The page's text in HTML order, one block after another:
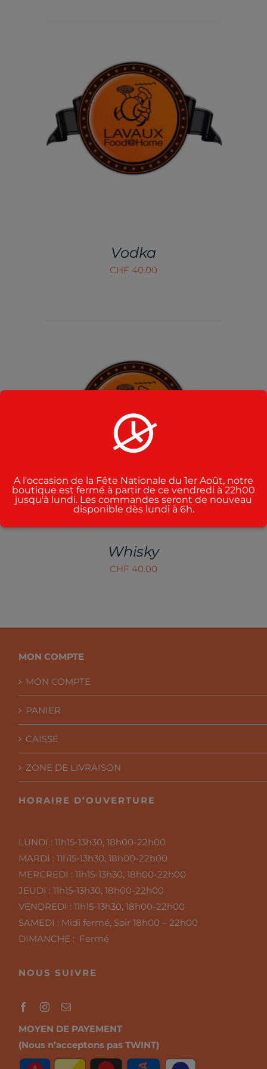
AJOUTER AU PANIER
/
DÉTAILS
Vodka
CHF 40.00
Whisky
CHF 40.00
MON COMPTE
MON COMPTE
PANIER
CAISSE
ZONE DE LIVRAISON
HORAIRE D’OUVERTURE
LUNDI :11h15-13h30, 18h00-22h00
MARDI :11h15-13h30, 18h00-22h00
MERCREDI :11h15-13h30, 18h00-22h00
JEUDI :11h15-13h30, 18h00-22h00
VENDREDI :11h15-13h30, 18h00-22h00
SAMEDI : Midi fermé, Soir 18h00 – 22h00
DIMANCHE : Fermé
NOUS SUIVRE
MOYEN DE PAYEMENT
(Nous n’acceptons pas TWINT)
A l'occasion de la Fête Nationale du 1er Août, notre
boutique est fermé à partir de ce vendredi à 22h00
jusqu'à lundi. Les commandes seront de nouveau
disponible dès lundi à 6h.